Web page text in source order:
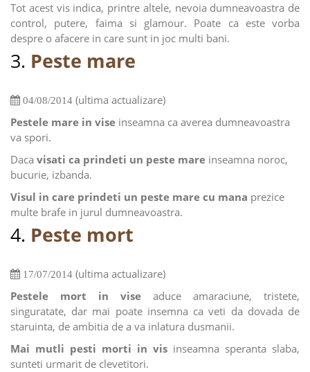
Tot acest vis indica, printre altele, nevoia dumneavoastra de
control, putere, faima si glamour. Poate ca este vorba
despre o afacere in care sunt in joc multi bani.
3. Peste mare
04/08/2014 (ultima actualizare)
Pestele mare in vise inseamna ca averea dumneavoastra
va spori.
Daca visati ca prindeti un peste mare inseamna noroc,
bucurie, izbanda.
Visul in care prindeti un peste mare cu mana prezice
multe brafe in jurul dumneavoastra.
4. Peste mort
17/07/2014 (ultima actualizare)
Pestele mort in vise aduce amaraciune, tristete,
singuratate, dar mai poate insemna ca veti da dovada de
staruinta, de ambitia de a va inlatura dusmanii.
Mai mutli pesti morti in vis inseamna speranta slaba,
sunteti urmarit de clevetitori.